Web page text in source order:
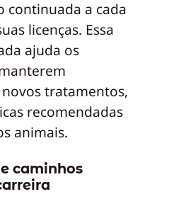
continuada a cada
licenças. Essa
ajuda os
tratamentos,
recomendadas
animais.
caminhos